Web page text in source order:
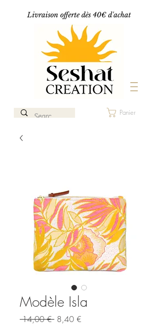
Livraison offerte dès 40€ d'achat
Panier
Modèle Isla
14,00 € Prix
8,40 €